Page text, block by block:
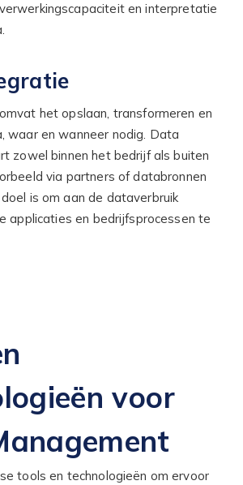
en interpretatie
het opslaan, transformeren en
waar en wanneer nodig. Data
zowel binnen het bedrijf als buiten
via partners of databronnen
is om aan de dataverbruik
applicaties en bedrijfsprocessen te
voor
tools en technologieën om ervoor